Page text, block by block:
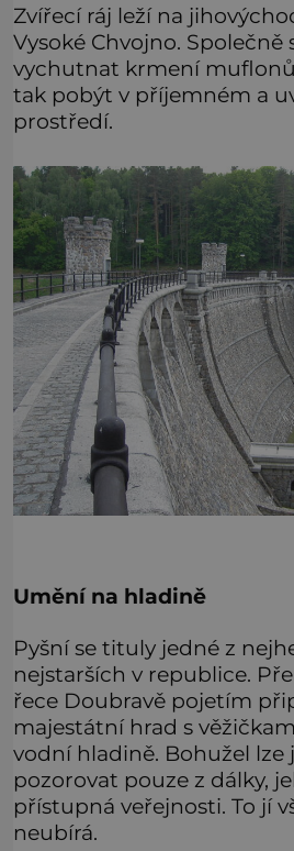
Zvířecí ráj leží na
Vysoké Chvojno.
vychutnat krmení
tak pobýt v příjemném a
prostředí.
Umění na hladině
Pyšní se tituly jedné z
nejstarších v republice.
řece Doubravě pojetím
majestátní hrad s
vodní hladině. Bohužel lze
pozorovat pouze z dálky,
přístupná veřejnosti. To jí
neubírá.